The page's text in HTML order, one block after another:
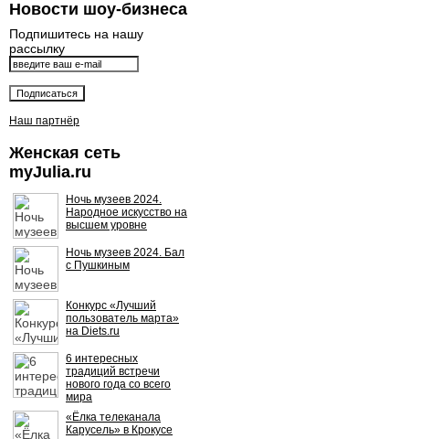
Новости шоу-бизнеса
Подпишитесь на нашу
рассылку
Наш партнёр
Женская сеть
myJulia.ru
Ночь музеев 2024.
Народное искусство на
высшем уровне
Ночь музеев 2024. Бал
с Пушкиным
Конкурс «Лучший
пользователь марта»
на Diets.ru
6 интересных
традиций встречи
нового года со всего
мира
«Ёлка телеканала
Карусель» в Крокусе